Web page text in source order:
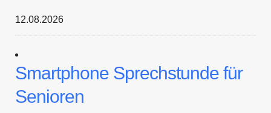
12.08.2026
Smartphone Sprechstunde für
Senioren